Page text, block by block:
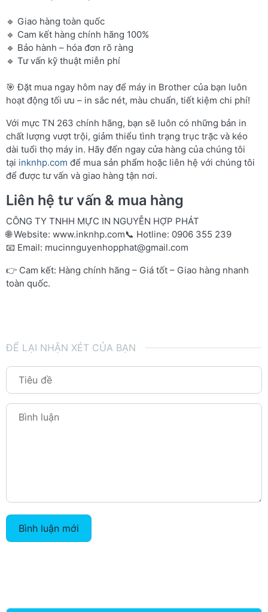
🔹 Giao hàng toàn quốc
🔹 Cam kết hàng chính hãng 100%
🔹 Bảo hành – hóa đơn rõ ràng
🔹 Tư vấn kỹ thuật miễn phí
🎯 Đặt mua ngay hôm nay để máy in Brother của bạn luôn
hoạt động tối ưu – in sắc nét, màu chuẩn, tiết kiệm chi phí!
Với mực TN 263 chính hãng, bạn sẽ luôn có những bản in
chất lượng vượt trội, giảm thiểu tình trạng trục trặc và kéo
dài tuổi thọ máy in. Hãy đến ngay cửa hàng của chúng tôi
tại inknhp.com để mua sản phẩm hoặc liên hệ với chúng tôi
để được tư vấn và giao hàng tận nơi.
Liên hệ tư vấn & mua hàng
CÔNG TY TNHH MỰC IN NGUYỄN HỢP PHÁT
🌐 Website: www.inknhp.com📞 Hotline: 0906 355 239
📧 Email: mucinnguyenhopphat@gmail.com
👉 Cam kết: Hàng chính hãng – Giá tốt – Giao hàng nhanh
toàn quốc.
ĐỂ LẠI NHẬN XÉT CỦA BẠN
Bình luận mới